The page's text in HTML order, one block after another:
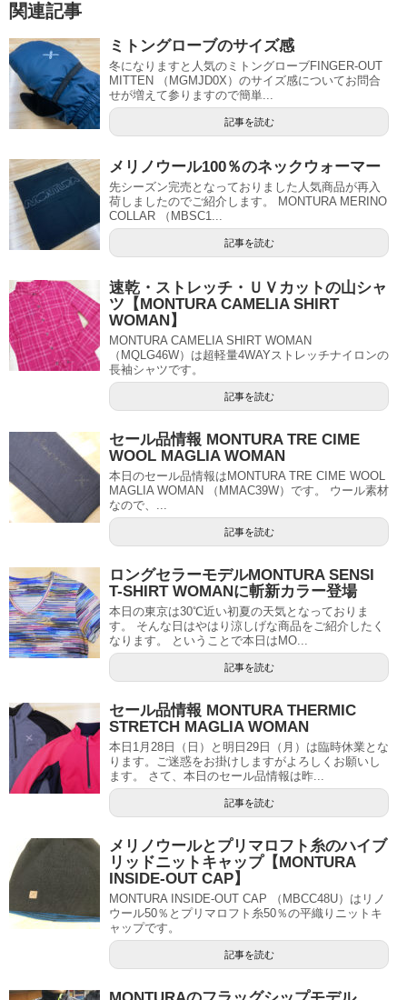
関連記事
ミトングローブのサイズ感
冬になりますと人気のミトングローブFINGER-OUT
MITTEN （MGMJD0X）のサイズ感についてお問合
せが増えて参りますので簡単...
記事を読む
メリノウール100％のネックウォーマー
先シーズン完売となっておりました人気商品が再入
荷しましたのでご紹介します。 MONTURA MERINO
COLLAR （MBSC1...
記事を読む
速乾・ストレッチ・ＵＶカットの山シャ
ツ【MONTURA CAMELIA SHIRT
WOMAN】
MONTURA CAMELIA SHIRT WOMAN
（MQLG46W）は超軽量4WAYストレッチナイロンの
長袖シャツです。
記事を読む
セール品情報 MONTURA TRE CIME
WOOL MAGLIA WOMAN
本日のセール品情報はMONTURA TRE CIME WOOL
MAGLIA WOMAN （MMAC39W）です。 ウール素材
なので、...
記事を読む
ロングセラーモデルMONTURA SENSI
T-SHIRT WOMANに斬新カラー登場
本日の東京は30℃近い初夏の天気となっておりま
す。 そんな日はやはり涼しげな商品をご紹介したく
なります。 ということで本日はMO...
記事を読む
セール品情報 MONTURA THERMIC
STRETCH MAGLIA WOMAN
本日1月28日（日）と明日29日（月）は臨時休業とな
ります。ご迷惑をお掛けしますがよろしくお願いし
ます。 さて、本日のセール品情報は昨...
記事を読む
メリノウールとプリマロフト糸のハイブ
リッドニットキャップ【MONTURA
INSIDE-OUT CAP】
MONTURA INSIDE-OUT CAP （MBCC48U）はリノ
ウール50％とプリマロフト糸50％の平織りニットキ
ャップです。
記事を読む